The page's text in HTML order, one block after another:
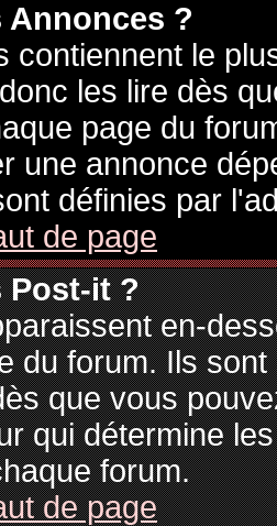
Annonces ?
contiennent le
les lire dès
page du
une annonce
définies par
de page
Post-it ?
en-
du forum. Ils
que vous
qui détermine
forum.
de page